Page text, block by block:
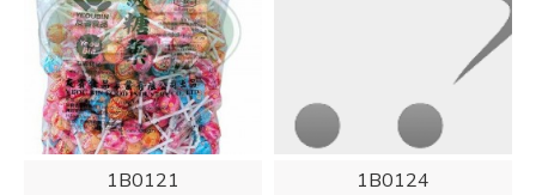
1B0121 1B0124